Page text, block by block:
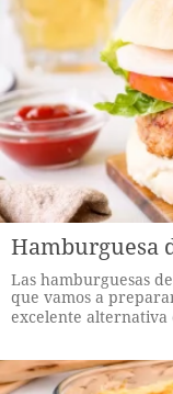
Hamburguesa
Las hamburguesas
que vamos a
excelente